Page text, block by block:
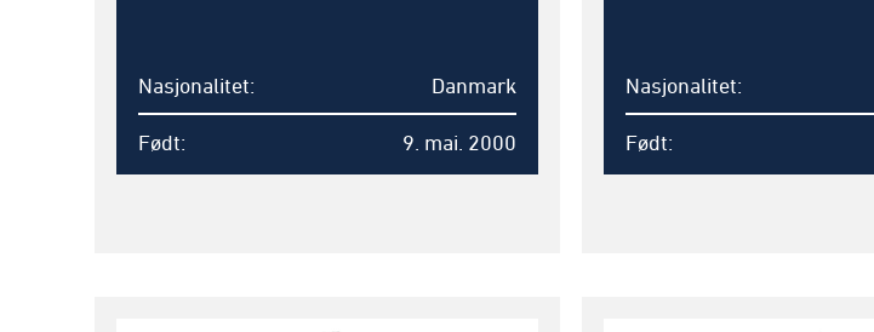
Nasjonalitet Danmark
Født 9. mai. 2000
Nasjonalitet
Født